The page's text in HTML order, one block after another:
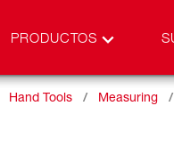
PRODUCTOS
Hand Tools Measuring